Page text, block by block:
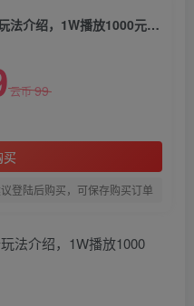
全新蓝海，支付宝分成计划最新玩法介绍，1W播放1000元！【揭秘】
云币99
买
登陆后购买，可保存购买订单
法介绍，1W播放1000